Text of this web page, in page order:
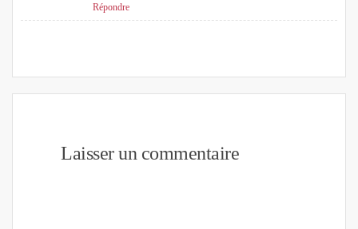
Répondre
Laisser un commentaire